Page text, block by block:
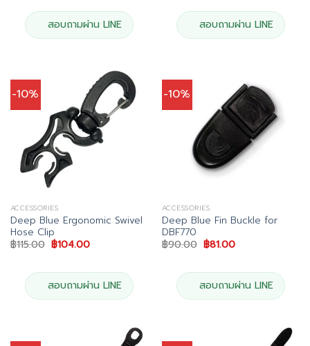
฿950.00.฿855.00.
สอบถามผ่าน LINE
฿100.00.฿90.00.
สอบถามผ่าน LINE
-10%
ACCESSORIES
Deep Blue Ergonomic Swivel
Hose Clip
฿115.00 Original
price
฿115.00.
฿104.00Current
฿104.00.
สอบถามผ่าน LINE
-10%
ACCESSORIES
Deep Blue Fin Buckle for
DBF770
฿90.00 Original
price
฿90.00.
฿81.00Current
฿81.00.
สอบถามผ่าน LINE